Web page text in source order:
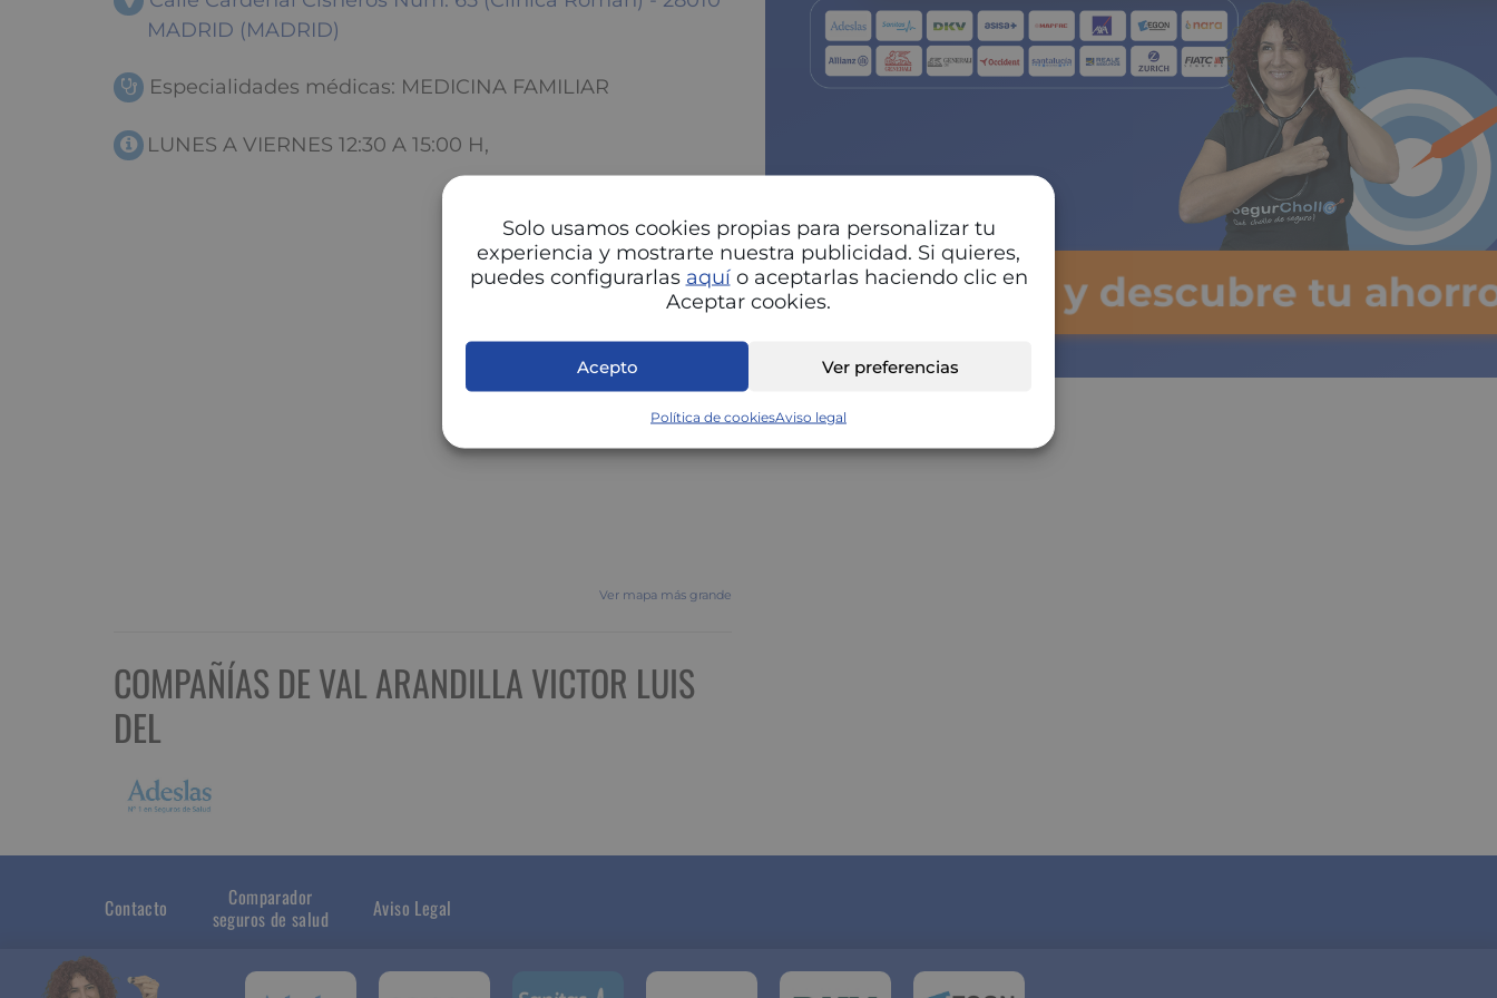
Solo usamos cookies propias para personalizar tu
experiencia y mostrarte nuestra publicidad. Si quieres,
puedes configurarlas aquío aceptarlas haciendo clic en
Aceptar cookies.
Acepto Ver preferencias
Política de cookiesAviso legal
MADRID (MADRID)
Especialidades médicas: MEDICINA FAMILIAR
LUNES A VIERNES 12:30 A 15:00 H,
Ver mapa más grande
COMPAÑÍAS DE VAL ARANDILLA VICTOR LUIS
DEL
Pulsa y descubre tu ahorro
Contacto
Comparador
seguros de salud
Aviso Legal